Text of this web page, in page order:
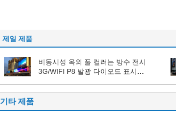
제일 제품
비동시성 옥외 풀 컬러는 방수 전시
3G/WIFI P8 발광 다이오드 표시
기타 제품